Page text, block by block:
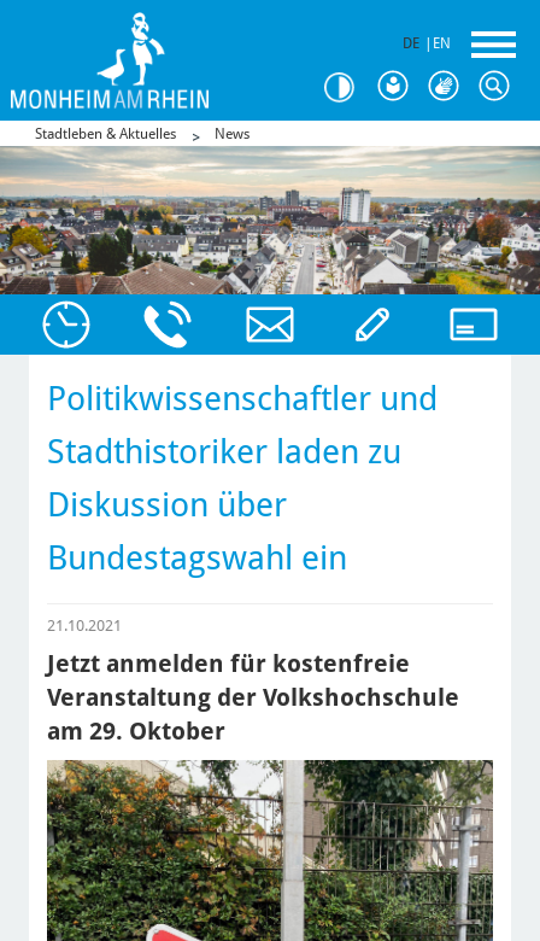
DE EN
Stadtleben & Aktuelles News
Politikwissenschaftler und
Stadthistoriker laden zu
Diskussion über
Bundestagswahl ein
21.10.2021
Jetzt anmelden für kostenfreie
Veranstaltung der Volkshochschule
am 29. Oktober